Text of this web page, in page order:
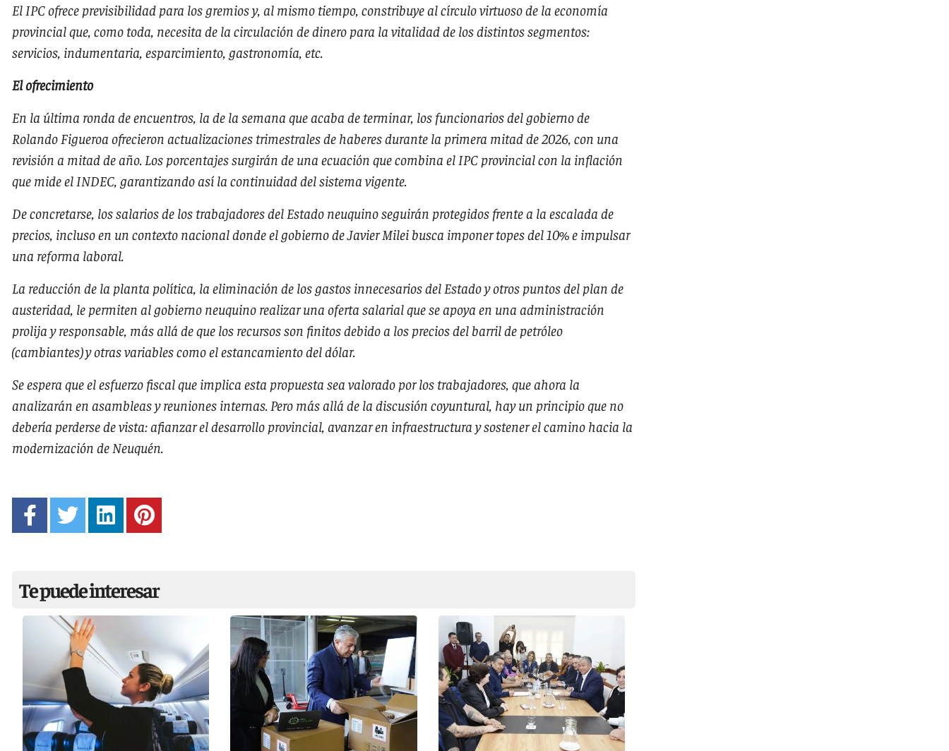
El IPC ofrece previsibilidad para los gremios y, al mismo tiempo, constribuye al círculo virtuoso de la economía
provincial que, como toda, necesita de la circulación de dinero para la vitalidad de los distintos segmentos:
servicios, indumentaria, esparcimiento, gastronomía, etc.
El ofrecimiento
En la última ronda de encuentros, la de la semana que acaba de terminar, los funcionarios del gobierno de
Rolando Figueroa ofrecieron actualizaciones trimestrales de haberes durante la primera mitad de 2026, con una
revisión a mitad de año. Los porcentajes surgirán de una ecuación que combina el IPC provincial con la inflación
que mide el INDEC, garantizando así la continuidad del sistema vigente.
De concretarse, los salarios de los trabajadores del Estado neuquino seguirán protegidos frente a la escalada de
precios, incluso en un contexto nacional donde el gobierno de Javier Milei busca imponer topes del 10% e impulsar
una reforma laboral.
La reducción de la planta política, la eliminación de los gastos innecesarios del Estado y otros puntos del plan de
austeridad, le permiten al gobierno neuquino realizar una oferta salarial que se apoya en una administración
prolija y responsable, más allá de que los recursos son finitos debido a los precios del barril de petróleo
(cambiantes) y otras variables como el estancamiento del dólar.
Se espera que el esfuerzo fiscal que implica esta propuesta sea valorado por los trabajadores, que ahora la
analizarán en asambleas y reuniones internas. Pero más allá de la discusión coyuntural, hay un principio que no
debería perderse de vista: afianzar el desarrollo provincial, avanzar en infraestructura y sostener el camino hacia la
modernización de Neuquén.
Te puede interesar